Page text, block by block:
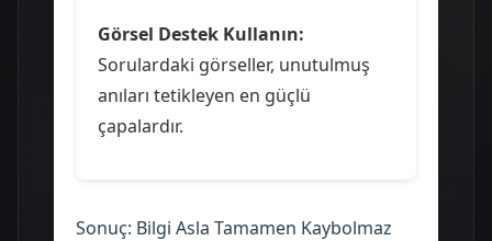
Görsel Destek Kullanın:
Sorulardaki görseller, unutulmuş
anıları tetikleyen en güçlü
çapalardır.
Sonuç: Bilgi Asla Tamamen Kaybolmaz